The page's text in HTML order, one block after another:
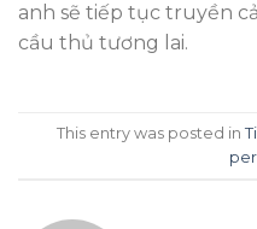
anh sẽ tiếp tục truyền
cầu thủ tương lai.
This entry was posted in